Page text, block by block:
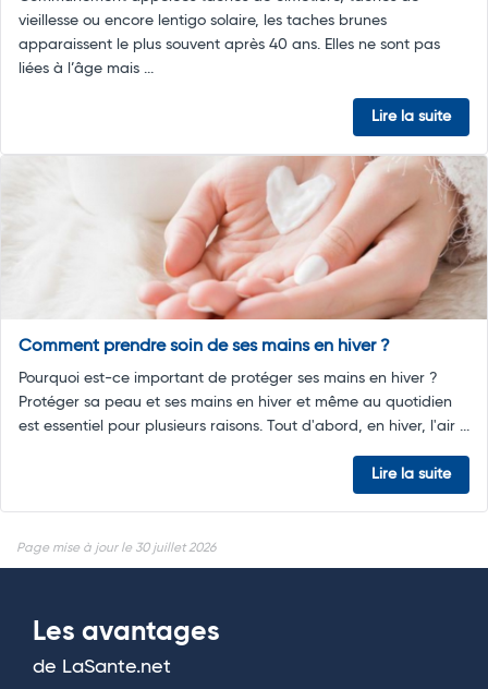
vieillesse ou encore lentigo solaire, les taches brunes
apparaissent le plus souvent après 40 ans. Elles ne sont pas
liées à l’âge mais ...
Lire la suite
Comment prendre soin de ses mains en hiver ?
Pourquoi est-ce important de protéger ses mains en hiver ?
Protéger sa peau et ses mains en hiver et même au quotidien
est essentiel pour plusieurs raisons. Tout d'abord, en hiver, l'air ...
Lire la suite
Page mise à jour le 30 juillet 2026
Les avantages
de LaSante.net